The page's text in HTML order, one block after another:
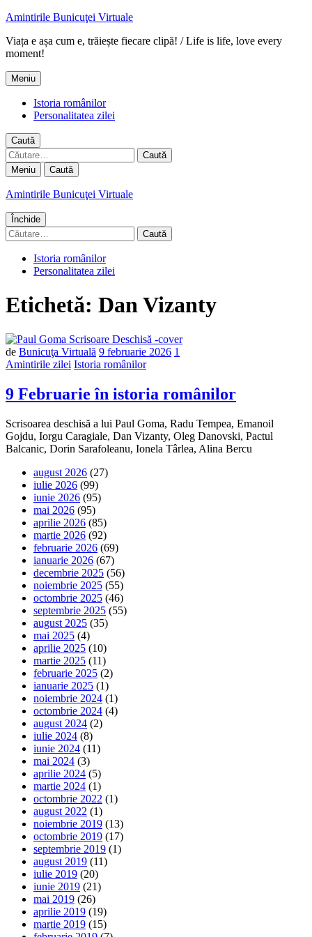
Amintirile Bunicuţei Virtuale
Viața e așa cum e, trăiește fiecare clipă! / Life is life, love every
moment!
Meniu
Istoria românilor
Personalitatea zilei
Caută
Caută
după:
Meniu Caută
Amintirile Bunicuţei Virtuale
Închide
Caută
după:
Istoria românilor
Personalitatea zilei
Etichetă: Dan Vizanty
de Bunicuţa Virtuală 9 februarie 2026 1
Amintirile zilei Istoria românilor
9 Februarie în istoria românilor
Scrisoarea deschisă a lui Paul Goma, Radu Tempea, Emanoil
Gojdu, Iorgu Caragiale, Dan Vizanty, Oleg Danovski, Pactul
Balcanic, Dorin Sarafoleanu, Ionela Târlea, Alina Bercu
august 2026 (27)
iulie 2026 (99)
iunie 2026 (95)
mai 2026 (95)
aprilie 2026 (85)
martie 2026 (92)
februarie 2026 (69)
ianuarie 2026 (67)
decembrie 2025 (56)
noiembrie 2025 (55)
octombrie 2025 (46)
septembrie 2025 (55)
august 2025 (35)
mai 2025 (4)
aprilie 2025 (10)
martie 2025 (11)
februarie 2025 (2)
ianuarie 2025 (1)
noiembrie 2024 (1)
octombrie 2024 (4)
august 2024 (2)
iulie 2024 (8)
iunie 2024 (11)
mai 2024 (3)
aprilie 2024 (5)
martie 2024 (1)
octombrie 2022 (1)
august 2022 (1)
noiembrie 2019 (13)
octombrie 2019 (17)
septembrie 2019 (1)
august 2019 (11)
iulie 2019 (20)
iunie 2019 (21)
mai 2019 (26)
aprilie 2019 (19)
martie 2019 (15)